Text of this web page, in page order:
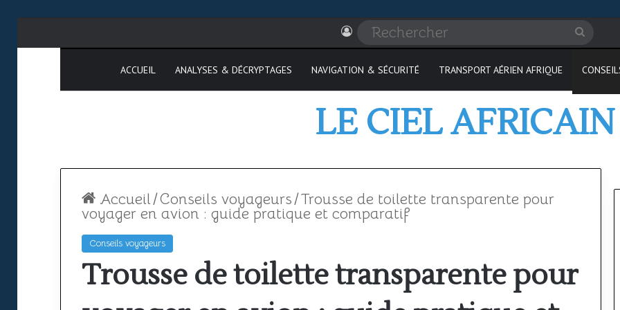
Connexion
ACCUEIL ANALYSES & DÉCRYPTAGES NAVIGATION & SÉCURITÉ TRANSPORT AÉRIEN AFRIQUE
LE CIEL AFRICAIN
Accueil/Conseils voyageurs/Trousse de toilette transparente pour
voyager en avion : guide pratique et comparatif
Conseils voyageurs
Trousse de toilette transparente pour
SAATM
pourquoi
passer
son